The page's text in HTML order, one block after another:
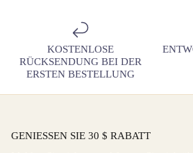
KOSTENLOSE
RÜCKSENDUNG BEI DER
ERSTEN BESTELLUNG
GENIESSEN SIE 30 $ RABATT